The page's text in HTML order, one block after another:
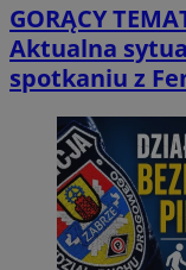
GORĄCY
Aktualna
spotkaniu z